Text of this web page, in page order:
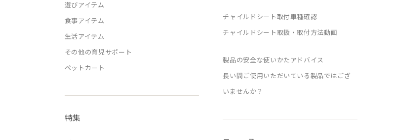
遊びアイテム
食事アイテム
生活アイテム
その他の育児サポート
ペットカート
特集
チャイルドシート取付車種確認
チャイルドシート取扱・取付方法動画
製品の安全な使いかたアドバイス
長い間ご使用いただいている製品ではござ
いませんか？